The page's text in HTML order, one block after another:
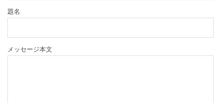
題名
メッセージ本文